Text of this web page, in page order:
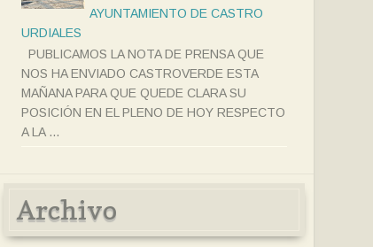
AYUNTAMIENTO DE CASTRO
URDIALES
PUBLICAMOS LA NOTA DE PRENSA QUE
NOS HA ENVIADO CASTROVERDE ESTA
MAÑANA PARA QUE QUEDE CLARA SU
POSICIÓN EN EL PLENO DE HOY RESPECTO
A LA ...
Archivo